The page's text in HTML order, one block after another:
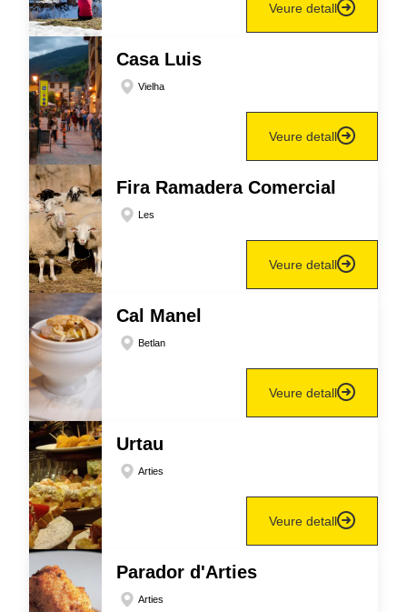
Veure detall
Casa Luis
Vielha
Veure detall
Fira Ramadera Comercial
Les
Veure detall
Cal Manel
Betlan
Veure detall
Urtau
Arties
Veure detall
Parador d'Arties
Arties